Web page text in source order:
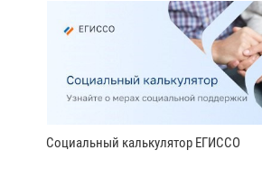
Социальный калькулятор ЕГИССО